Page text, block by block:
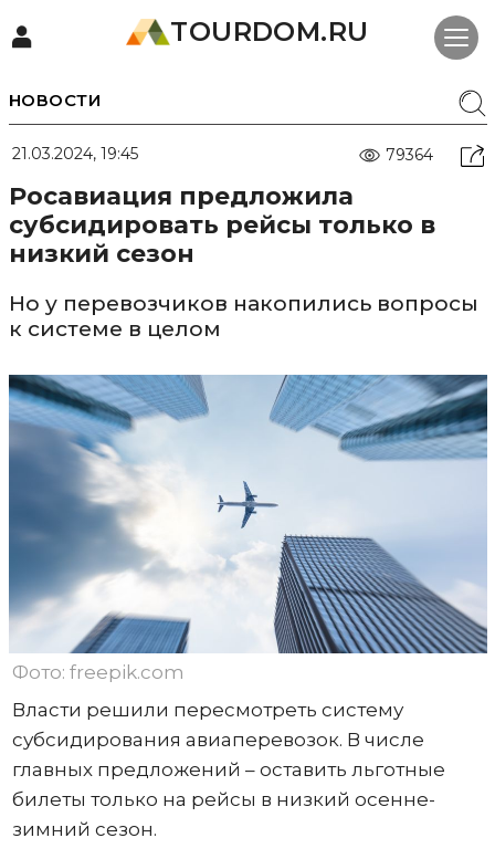
TOURDOM.RU
НОВОСТИ
21.03.2024, 19:45 79364
Росавиация предложила
субсидировать рейсы только в
низкий сезон
Но у перевозчиков накопились вопросы
к системе в целом
Фото: freepik.com
Власти решили пересмотреть систему
субсидирования авиаперевозок. В числе
главных предложений – оставить льготные
билеты только на рейсы в низкий осенне-
зимний сезон.